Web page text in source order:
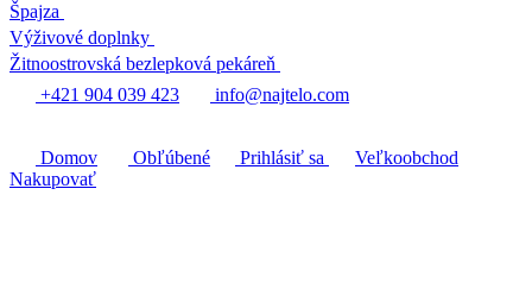
Špajza
Výživové doplnky
Žitnoostrovská bezlepková pekáreň
+421 904 039 423
info@najtelo.com
Domov Obľúbené Prihlásiť sa
Veľkoobchod
Nakupovať